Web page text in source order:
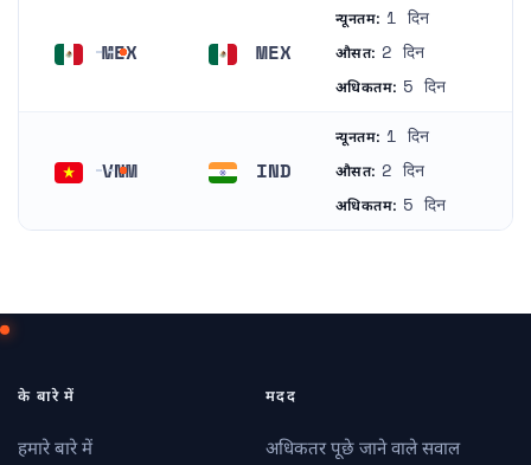
MEX MEX
न्यूनतम: 1 दिन
औसत: 2 दिन
अधिकतम: 5 दिन
VNM IND
न्यूनतम: 1 दिन
औसत: 2 दिन
अधिकतम: 5 दिन
के बारे में
हमारे बारे में
मदद
अधिकतर पूछे जाने वाले सवाल